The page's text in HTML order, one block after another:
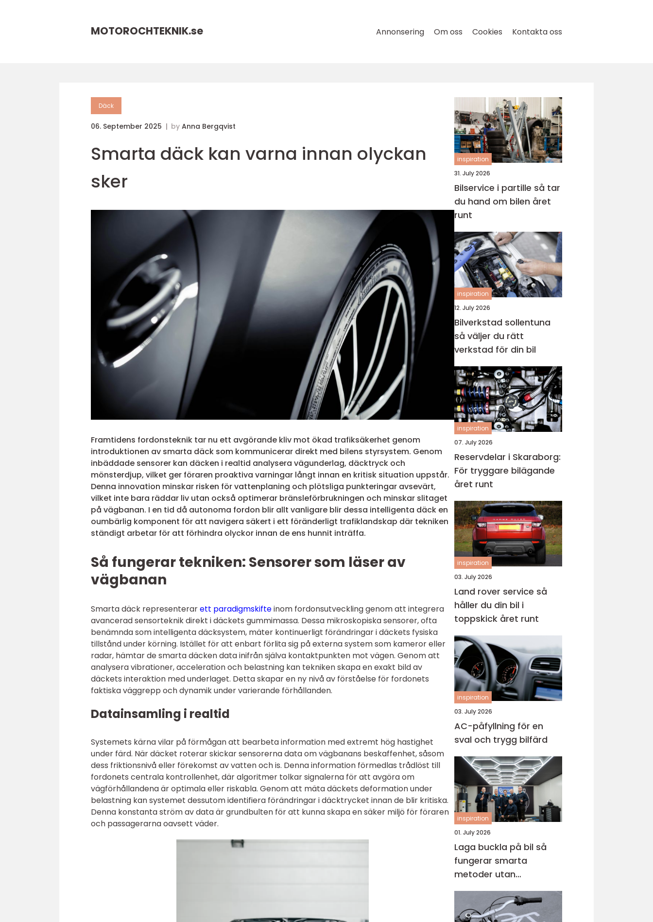
MOTOROCHTEKNIK.se Annonsering Om oss Cookies Kontakta oss
Däck
06. September 2025 by Anna Bergqvist
Smarta däck kan varna innan olyckan
sker
Framtidens fordonsteknik tar nu ett avgörande kliv mot ökad trafiksäkerhet genom
introduktionen av smarta däck som kommunicerar direkt med bilens styrsystem. Genom
inbäddade sensorer kan däcken i realtid analysera vägunderlag, däcktryck och
mönsterdjup, vilket ger föraren proaktiva varningar långt innan en kritisk situation uppstår.
Denna innovation minskar risken för vattenplaning och plötsliga punkteringar avsevärt,
vilket inte bara räddar liv utan också optimerar bränsleförbrukningen och minskar slitaget
på vägbanan. I en tid då autonoma fordon blir allt vanligare blir dessa intelligenta däck en
oumbärlig komponent för att navigera säkert i ett föränderligt trafiklandskap där tekniken
ständigt arbetar för att förhindra olyckor innan de ens hunnit inträffa.
Så fungerar tekniken: Sensorer som läser av
vägbanan
Smarta däck representerarett paradigmskifteinom fordonsutveckling genom att integrera
avancerad sensorteknik direkt i däckets gummimassa. Dessa mikroskopiska sensorer, ofta
benämnda som intelligenta däcksystem, mäter kontinuerligt förändringar i däckets fysiska
tillstånd under körning. Istället för att enbart förlita sig på externa system som kameror eller
radar, hämtar de smarta däcken data inifrån själva kontaktpunkten mot vägen. Genom att
analysera vibrationer, acceleration och belastning kan tekniken skapa en exakt bild av
däckets interaktion med underlaget. Detta skapar en ny nivå av förståelse för fordonets
faktiska väggrepp och dynamik under varierande förhållanden.
Datainsamling i realtid
Systemets kärna vilar på förmågan att bearbeta information med extremt hög hastighet
under färd. När däcket roterar skickar sensorerna data om vägbanans beskaffenhet, såsom
dess friktionsnivå eller förekomst av vatten och is. Denna information förmedlas trådlöst till
fordonets centrala kontrollenhet, där algoritmer tolkar signalerna för att avgöra om
vägförhållandena är optimala eller riskabla. Genom att mäta däckets deformation under
belastning kan systemet dessutom identifiera förändringar i däcktrycket innan de blir kritiska.
Denna konstanta ström av data är grundbulten för att kunna skapa en säker miljö för föraren
och passagerarna oavsett väder.
inspiration
31. July 2026
Bilservice i partille så tar
du hand om bilen året
runt
inspiration
12. July 2026
Bilverkstad sollentuna
så väljer du rätt
verkstad för din bil
inspiration
07. July 2026
Reservdelar i Skaraborg:
För tryggare bilägande
året runt
inspiration
03. July 2026
Land rover service så
håller du din bil i
toppskick året runt
inspiration
03. July 2026
AC-påfyllning för en
sval och trygg bilfärd
inspiration
01. July 2026
Laga buckla på bil så
fungerar smarta
metoder utan
omlackering